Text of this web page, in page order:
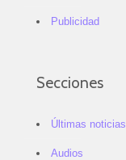
Publicidad
Secciones
Últimas noticias
Audios